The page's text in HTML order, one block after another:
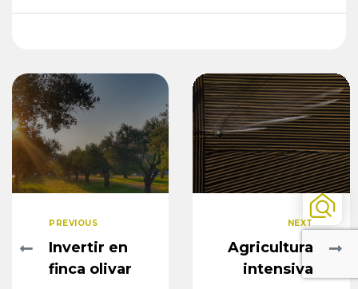
PREVIOUS
Invertir en
finca olivar
NEXT
Agricultura
intensiva